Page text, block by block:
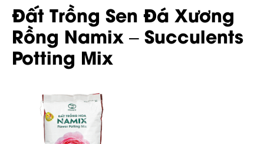
Đất Trồng Sen Đá Xương
Rồng Namix – Succulents
Potting Mix